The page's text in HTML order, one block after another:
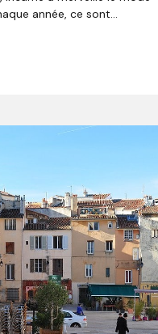
année, ce sont...